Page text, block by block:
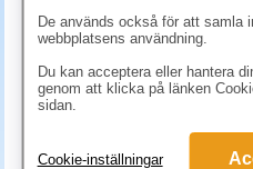
De används också för att samla
webbplatsens användning.
Du kan acceptera eller hantera
genom att klicka på länken
sidan.
Cookie-inställningar